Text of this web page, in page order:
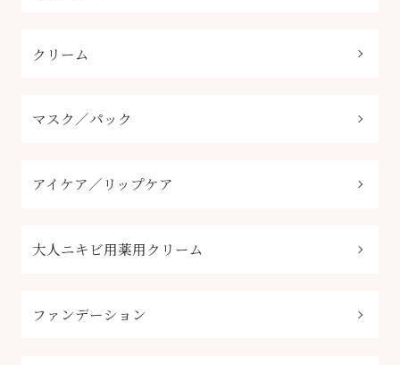
クリーム
マスク／パック
アイケア／リップケア
大人ニキビ用薬用クリーム
ファンデーション